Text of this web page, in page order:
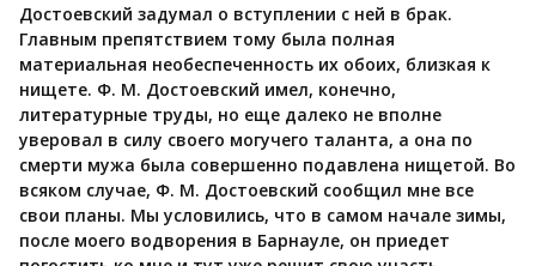
Достоевский задумал о вступлении с ней в брак.
Главным препятствием тому была полная
материальная необеспеченность их обоих, близкая к
нищете. Ф. М. Достоевский имел, конечно,
литературные труды, но еще далеко не вполне
уверовал в силу своего могучего таланта, а она по
смерти мужа была совершенно подавлена нищетой. Во
всяком случае, Ф. М. Достоевский сообщил мне все
свои планы. Мы условились, что в самом начале зимы,
после моего водворения в Барнауле, он приедет